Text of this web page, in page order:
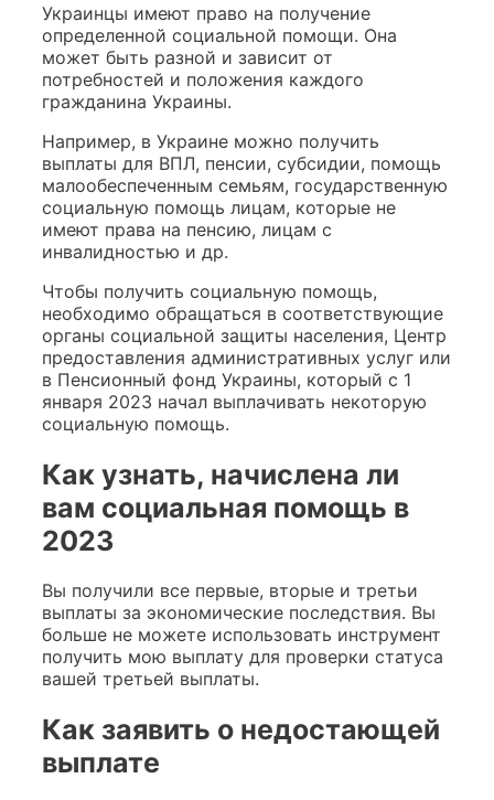
Украинцы имеют право на получение
определенной социальной помощи. Она
может быть разной и зависит от
потребностей и положения каждого
гражданина Украины.
Например, в Украине можно получить
выплаты для ВПЛ, пенсии, субсидии, помощь
малообеспеченным семьям, государственную
социальную помощь лицам, которые не
имеют права на пенсию, лицам с
инвалидностью и др.
Чтобы получить социальную помощь,
необходимо обращаться в соответствующие
органы социальной защиты населения, Центр
предоставления административных услуг или
в Пенсионный фонд Украины, который с 1
января 2023 начал выплачивать некоторую
социальную помощь.
Как узнать, начислена ли
вам социальная помощь в
2023
Вы получили все первые, вторые и третьи
выплаты за экономические последствия. Вы
больше не можете использовать инструмент
получить мою выплату для проверки статуса
вашей третьей выплаты.
Как заявить о недостающей
выплате